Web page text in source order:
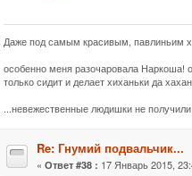
Даже под самым красивым, павлиньим
особенно меня разочаровала Наркоша!
только сидит и делает хиханьки да
...невежественные людишки не
Re: Гнумий подвальчик...
« Ответ #38 : 17 Январь 2015,